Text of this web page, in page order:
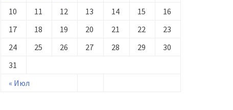
« Июл
10
11 12 13 14 15
16
17
18 19 20 21 22
23
24
25 26 27 28 29
30
31